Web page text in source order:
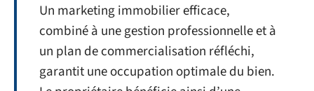
Un marketing immobilier efficace,
combiné à une gestion professionnelle et à
un plan de commercialisation réfléchi,
garantit une occupation optimale du bien.